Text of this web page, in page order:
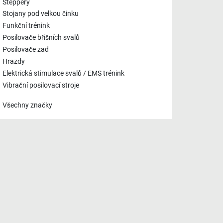
Steppery
Stojany pod velkou činku
Funkční trénink
Posilovače břišních svalů
Posilovače zad
Hrazdy
Elektrická stimulace svalů / EMS trénink
Vibrační posilovací stroje
Všechny značky